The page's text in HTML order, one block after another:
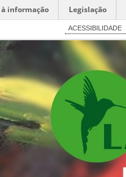
à informação Legislação
ACESSIBILIDADE